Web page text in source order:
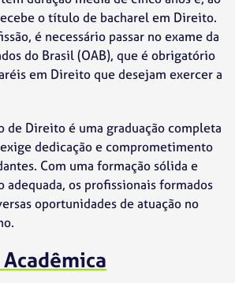
o título de bacharel em Direito.
é necessário passar no exame da
do Brasil (OAB), que é obrigatório
em Direito que desejam exercer a
de Direito é uma graduação completa
dedicação e comprometimento
Com uma formação sólida e
adequada, os profissionais formados
oportunidades de atuação no